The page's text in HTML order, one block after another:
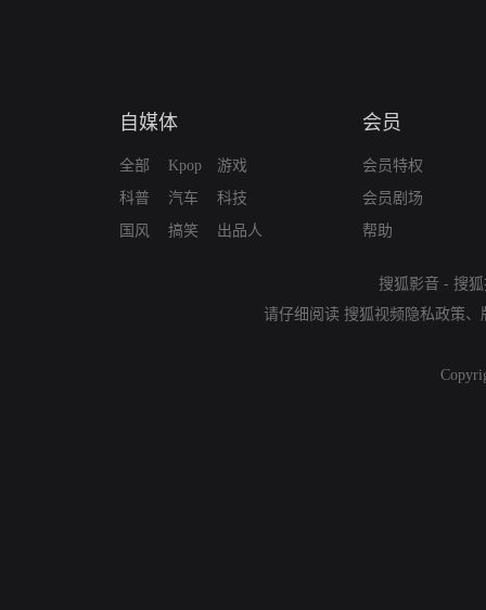
自媒体
全部
科普
国风
Kpop
汽车
搞笑
游戏
科技
出品人
会员
会员特权
会员剧场
帮助
搜狐影音 - 搜
请仔细阅读 搜狐视频隐私政策、